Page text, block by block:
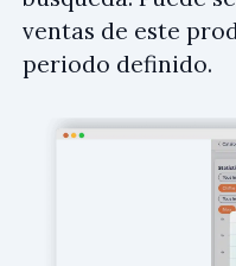
ventas de este
periodo definido.